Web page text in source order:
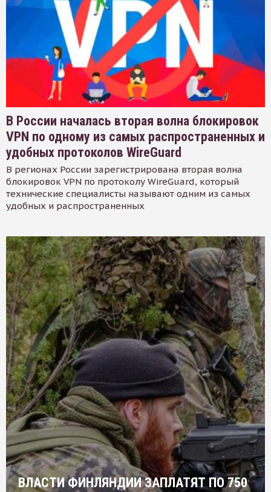
В России началась вторая волна блокировок
VPN по одному из самых распространенных и
удобных протоколов WireGuard
В регионах России зарегистрирована вторая волна
блокировок VPN по протоколу WireGuard, который
технические специалисты называют одним из самых
удобных и распространенных
ВЛАСТИ ФИНЛЯНДИИ ЗАПЛАТЯТ ПО 750